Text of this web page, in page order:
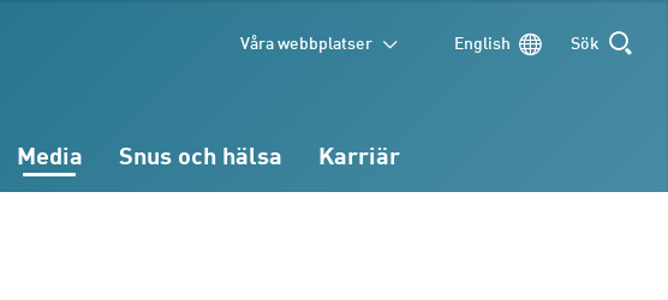
Våra webbplatser English Sök
Media Snus och hälsa Karriär